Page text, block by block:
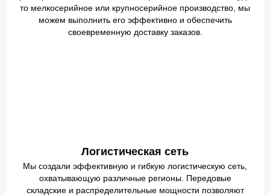
то мелкосерийное или крупносерийное производство, мы
можем выполнить его эффективно и обеспечить
своевременную доставку заказов.
Логистическая сеть
Мы создали эффективную и гибкую логистическую сеть,
охватывающую различные регионы. Передовые
складские и распределительные мощности позволяют